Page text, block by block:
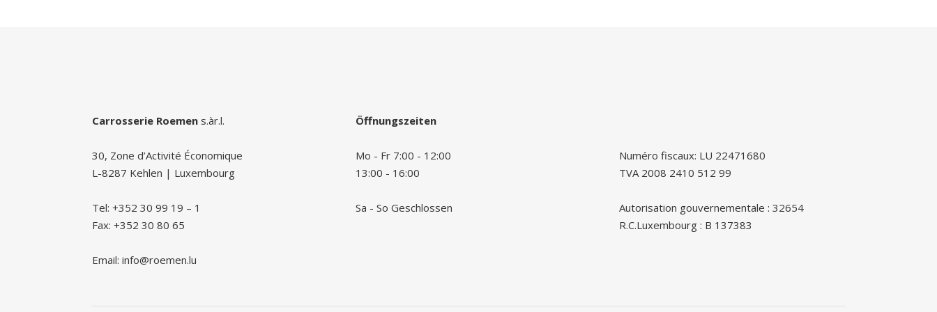
Carrosserie Roemen s.àr.l.
30, Zone d’Activité Économique
L-8287 Kehlen | Luxembourg
Tel: +352 30 99 19 – 1
Fax: +352 30 80 65
Email: info@roemen.lu
Öffnungszeiten
Mo - Fr 7:00 - 12:00
13:00 - 16:00
Sa - So Geschlossen
Numéro fiscaux: LU 22471680
TVA 2008 2410 512 99
Autorisation gouvernementale : 32654
R.C.Luxembourg : B 137383